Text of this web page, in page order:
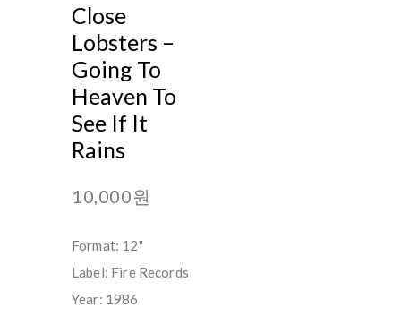
Close
Lobsters ‎–
Going To
Heaven To
See If It
Rains
10,000원
Format: 12"
Label: Fire Records ‎
Year: 1986